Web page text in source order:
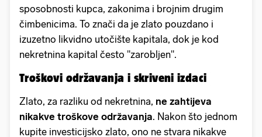
sposobnosti kupca, zakonima i brojnim drugim
čimbenicima. To znači da je zlato pouzdano i
izuzetno likvidno utočište kapitala, dok je kod
nekretnina kapital često ''zarobljen''.
Troškovi održavanja i skriveni izdaci
Zlato, za razliku od nekretnina, ne zahtijeva
nikakve troškove održavanja. Nakon što jednom
kupite investicijsko zlato, ono ne stvara nikakve